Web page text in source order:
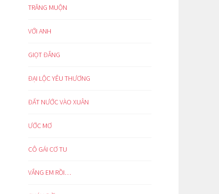
TRĂNG MUỘN
VỚI ANH
GIỌT ĐẮNG
ĐẠI LỘC YÊU THƯƠNG
ĐẤT NƯỚC VÀO XUÂN
ƯỚC MƠ
CÔ GÁI CƠ TU
VẮNG EM RỒI…